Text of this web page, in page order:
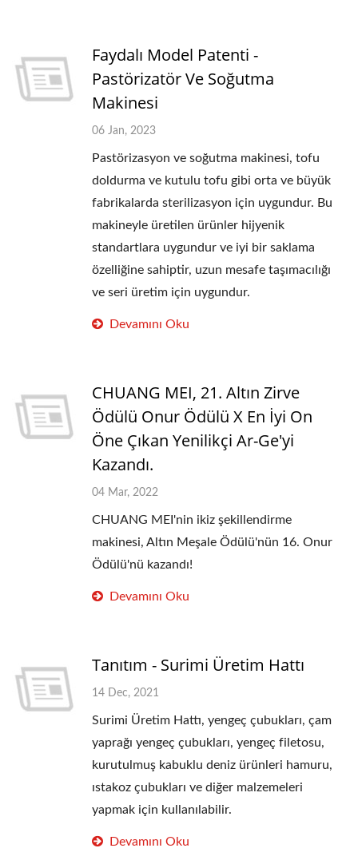
Faydalı Model Patenti -
Pastörizatör Ve Soğutma
Makinesi
06 Jan, 2023
Pastörizasyon ve soğutma makinesi, tofu
doldurma ve kutulu tofu gibi orta ve büyük
fabrikalarda sterilizasyon için uygundur. Bu
makineyle üretilen ürünler hijyenik
standartlara uygundur ve iyi bir saklama
özelliğine sahiptir, uzun mesafe taşımacılığı
ve seri üretim için uygundur.
Devamını Oku
CHUANG MEI, 21. Altın Zirve
Ödülü Onur Ödülü X En İyi On
Öne Çıkan Yenilikçi Ar-Ge'yi
Kazandı.
04 Mar, 2022
CHUANG MEI'nin ikiz şekillendirme
makinesi, Altın Meşale Ödülü'nün 16. Onur
Ödülü'nü kazandı!
Devamını Oku
Tanıtım - Surimi Üretim Hattı
14 Dec, 2021
Surimi Üretim Hattı, yengeç çubukları, çam
yaprağı yengeç çubukları, yengeç filetosu,
kurutulmuş kabuklu deniz ürünleri hamuru,
ıstakoz çubukları ve diğer malzemeleri
yapmak için kullanılabilir.
Devamını Oku